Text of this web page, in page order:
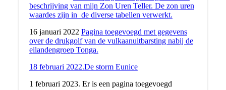
beschrijving van mijn Zon Uren Teller. De zon uren
waardes zijn in de diverse tabellen verwerkt.
16 januari 2022 Pagina toegevoegd met gegevens
over de drukgolf van de vulkaanuitbarsting nabij de
eilandengroep Tonga.
18 februari 2022.De storm Eunice
1 februari 2023. Er is een pagina toegevoegd